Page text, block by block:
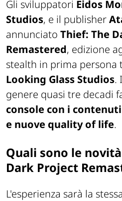
Gli sviluppatori Eidos
Studios, e il publisher
annunciato Thief: The
Remastered, edizione
stealth in prima persona
Looking Glass Studios.
genere quasi tre decadi
console con i
e nuove quality of life.
Quali sono le
Dark Project
L'esperienza sarà la